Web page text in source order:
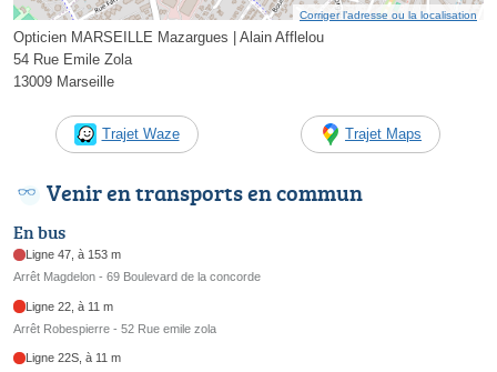
Corriger l’adresse ou la localisation
Opticien MARSEILLE Mazargues | Alain Afflelou
54 Rue Emile Zola
13009 Marseille
Trajet Waze Trajet Maps
Venir en transports en commun
En bus
Ligne 47, à 153 m
Arrêt Magdelon - 69 Boulevard de la concorde
Ligne 22, à 11 m
Arrêt Robespierre - 52 Rue emile zola
Ligne 22S, à 11 m